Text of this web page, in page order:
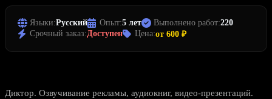
Языки:Русский Опыт:5 лет Выполнено работ:220
Срочный заказ:Доступен Цена:от 600 ₽
Диктор. Озвучивание рекламы, аудиокниг, видео-презентаций.